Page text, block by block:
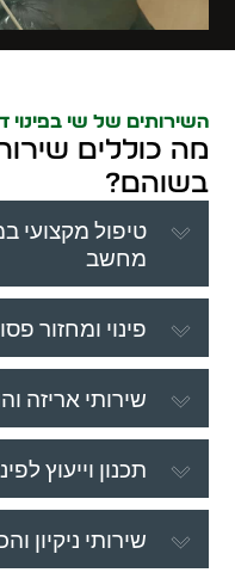
השירותים של שי בפינוי
מה כוללים
בשוהם?
טיפול מקצועי
מחשב
פינוי ומחזור
שירותי אריזה
תכנון וייעוץ
שירותי ניקיון